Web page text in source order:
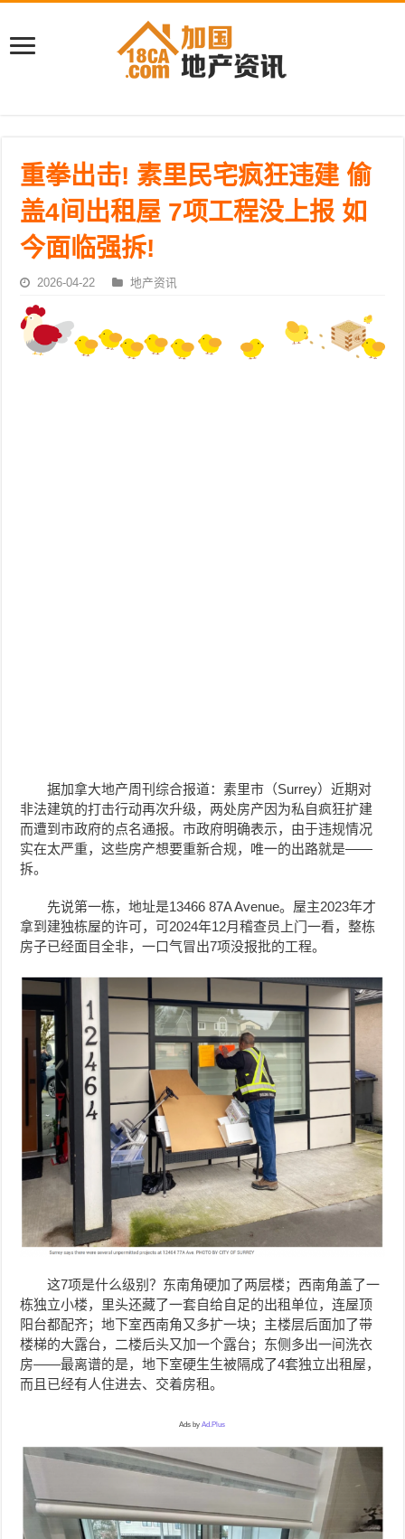
重拳出击! 素里民宅疯狂违建 偷
盖4间出租屋 7项工程没上报 如
今面临强拆!
2026-04-22 地产资讯
据加拿大地产周刊综合报道：素里市（Surrey）近期对
非法建筑的打击行动再次升级，两处房产因为私自疯狂扩建
而遭到市政府的点名通报。市政府明确表示，由于违规情况
实在太严重，这些房产想要重新合规，唯一的出路就是——
拆。
先说第一栋，地址是13466 87A Avenue。屋主2023年才
拿到建独栋屋的许可，可2024年12月稽查员上门一看，整栋
房子已经面目全非，一口气冒出7项没报批的工程。
这7项是什么级别？东南角硬加了两层楼；西南角盖了一
栋独立小楼，里头还藏了一套自给自足的出租单位，连屋顶
阳台都配齐；地下室西南角又多扩一块；主楼层后面加了带
楼梯的大露台，二楼后头又加一个露台；东侧多出一间洗衣
房——最离谱的是，地下室硬生生被隔成了4套独立出租屋，
而且已经有人住进去、交着房租。
Ads byAd.Plus